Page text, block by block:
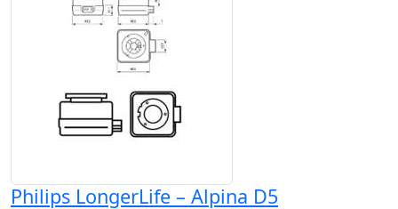
Philips LongerLife – Alpina D5